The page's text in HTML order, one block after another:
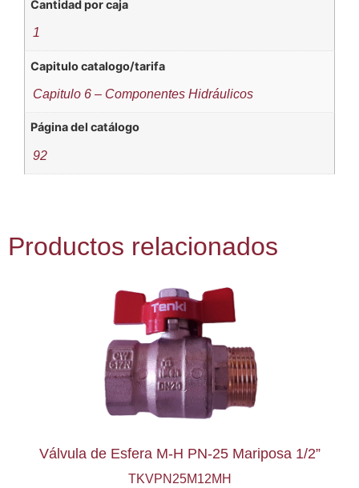
Cantidad por caja
1
Capitulo catalogo/tarifa
Capitulo 6 – Componentes Hidráulicos
Página del catálogo
92
Productos relacionados
Válvula de Esfera M-H PN-25 Mariposa 1/2”
TKVPN25M12MH